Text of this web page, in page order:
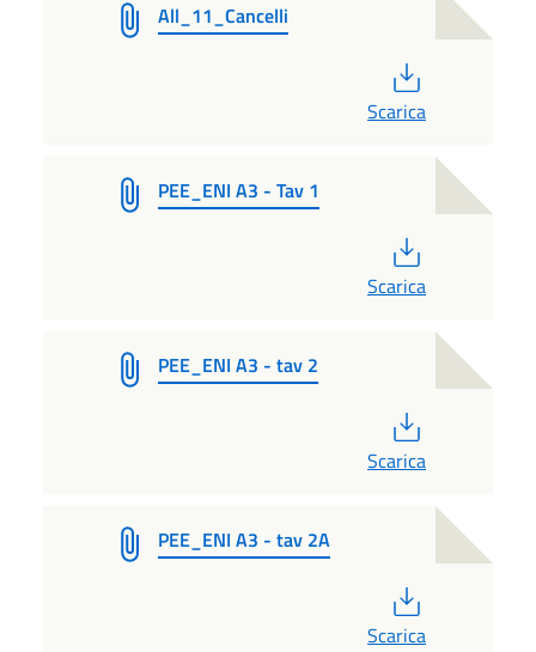
All_11_Cancelli
Scarica
PEE_ENI A3 - Tav 1
Scarica
PEE_ENI A3 - tav 2
Scarica
PEE_ENI A3 - tav 2A
Scarica